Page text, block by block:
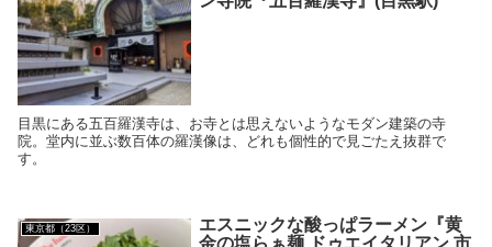
目黒にある五百羅漢寺は、お寺とは思えないようなモダン建築の寺
院。堂内に並ぶ数百体の羅漢像は、どれも個性的で見ごたえ抜群で
す。
東京都（23区）
エスニックな酸っぱラーメン『黄
金の塩らぁ麺 ドゥエイタリアン 市